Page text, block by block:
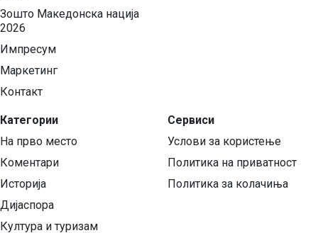
Зошто Македонска нација
2026
Импресум
Маркетинг
Контакт
Категории
На прво место
Коментари
Историја
Дијаспора
Култура и туризам
Сервиси
Услови за користење
Политика на приватност
Политика за колачиња